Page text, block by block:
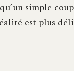
simple
est plus